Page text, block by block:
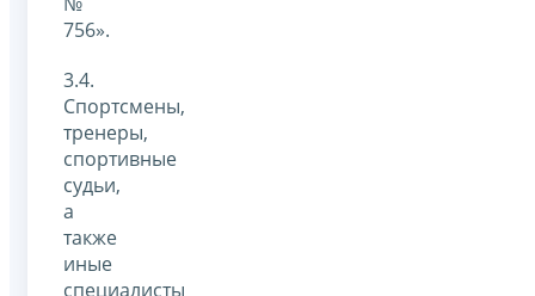
756».
3.4.
Спортсмены,
тренеры,
спортивные
судьи,
а
также
иные
специалисты